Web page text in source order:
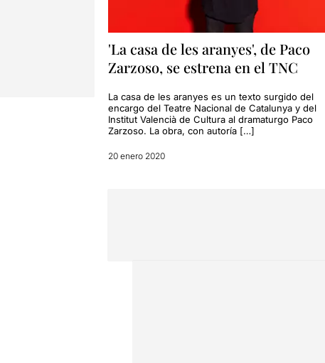
'La casa de les aranyes', de Paco
Zarzoso, se estrena en el TNC
La casa de les aranyes es un texto surgido del
encargo del Teatre Nacional de Catalunya y del
Institut Valencià de Cultura al dramaturgo Paco
Zarzoso. La obra, con autoría […]
20 enero 2020